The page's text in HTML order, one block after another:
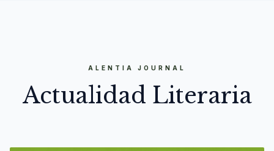
ALENTIA JOURNAL
Actualidad Literaria